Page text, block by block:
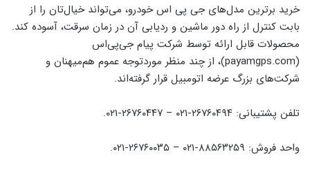
خرید برترین مدل‌های جی پی اس خودرو، می‌تواند خیال‌تان را از
بابت کنترل از راه دور ماشین و ردیابی آن در زمان سرقت، آسوده کند.
محصولات قابل ارائه توسط شرکت پیام جی‌پی‌اس
(payamgps.com)، از چند منظر موردتوجه عموم هم‌میهنان و
شرکت‌های بزرگ عرضه اتومبیل قرار گرفته‌اند.
تلفن پشتیبانی: ۲۶۷۶۰۴۹۴-۰۲۱ – ۲۶۷۶۰۴۴۷-۰۲۱.
واحد فروش: ۸۸۵۶۳۲۵۹-۰۲۱ – ۲۶۷۶۰۰۳۵-۰۲۱.